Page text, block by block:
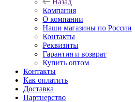
Назад
Компания
О компании
Наши магазины по России
Контакты
Реквизиты
Гарантия и возврат
Купить оптом
Контакты
Как оплатить
Доставка
Партнерство